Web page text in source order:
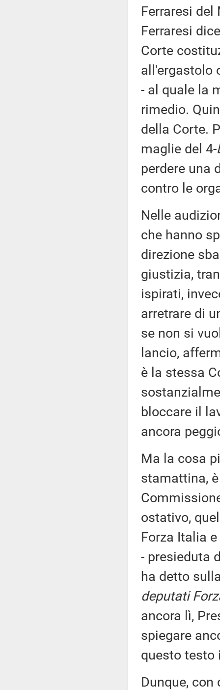
Ferraresi
Ferraresi
Corte
all'ergastolo
- al quale la
rimedio.
della Corte.
maglie del 4-
perdere una
contro le
Nelle
che hanno
direzione
giustizia,
ispirati,
arretrare di
se non si
lancio,
è la stessa
bloccare il
ancora
Ma la cosa
stamattina,
ostativo,
Forza Italia
- presieduta
ha detto
deputati
ancora lì,
spiegare
questo testo
Dunque,